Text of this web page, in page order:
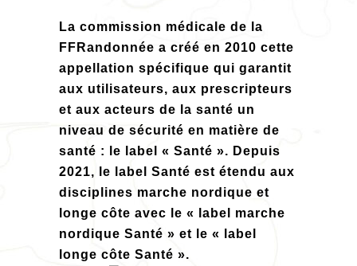
La commission médicale de la
FFRandonnée a créé en 2010 cette
appellation spécifique qui garantit
aux utilisateurs, aux prescripteurs
et aux acteurs de la santé un
niveau de sécurité en matière de
santé : le label « Santé ». Depuis
2021, le label Santé est étendu aux
disciplines marche nordique et
longe côte avec le « label marche
nordique Santé » et le « label
longe côte Santé ».